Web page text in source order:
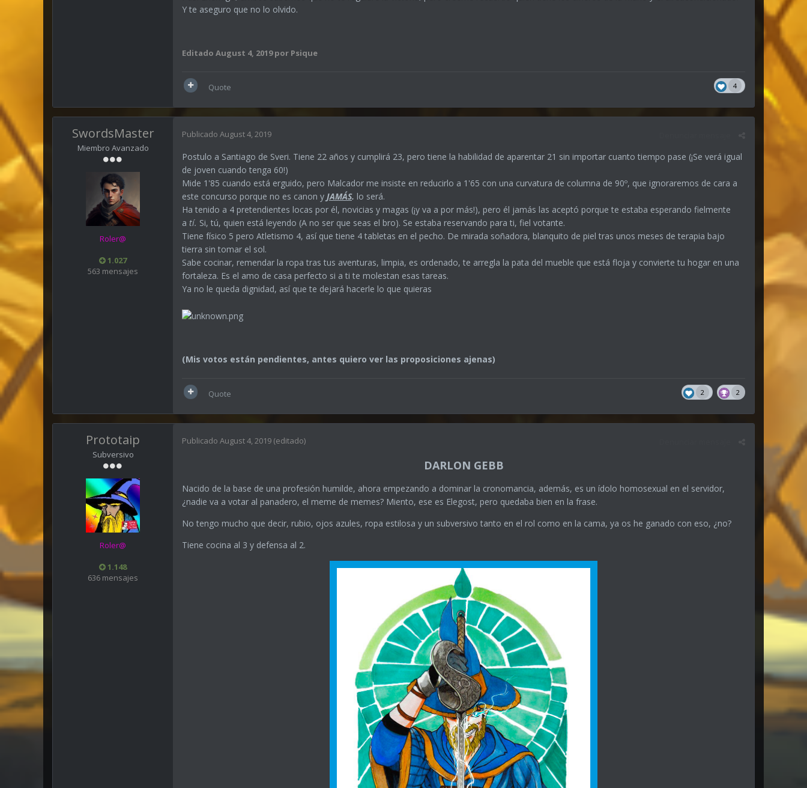
Y te aseguro que no lo olvido.
Editado August 4, 2019por Psique
4
Quote
SwordsMaster
Miembro Avanzado
Roler@
1.027
563 mensajes
Publicado August 4, 2019
Postulo a Santiago de Sveri. Tiene 22 años y cumplirá 23, pero tiene la habilidad de aparentar 21 sin importar cuanto tiempo pase (¡Se verá igual
de joven cuando tenga 60!)
Mide 1'85 cuando está erguido, pero Malcador me insiste en reducirlo a 1'65 con una curvatura de columna de 90º, que ignoraremos de cara a
este concurso porque no es canon y JAMÁS. lo será.
Ha tenido a 4 pretendientes locas por él, novicias y magas (¡y va a por más!), pero él jamás las aceptó porque te estaba esperando fielmente
a tí. Si, tú, quien está leyendo (A no ser que seas el bro). Se estaba reservando para ti, fiel votante.
Tiene físico 5 pero Atletismo 4, así que tiene 4 tabletas en el pecho. De mirada soñadora, blanquito de piel tras unos meses de terapia bajo
tierra sin tomar el sol.
Sabe cocinar, remendar la ropa tras tus aventuras, limpia, es ordenado, te arregla la pata del mueble que está floja y convierte tu hogar en una
fortaleza. Es el amo de casa perfecto si a ti te molestan esas tareas.
Ya no le queda dignidad, así que te dejará hacerle lo que quieras
(Mis votos están pendientes, antes quiero ver las proposiciones ajenas)
2 2
Quote
Prototaip
Subversivo
Roler@
1.148
636 mensajes
Publicado August 4, 2019 (editado)
DARLON GEBB
Nacido de la base de una profesión humilde, ahora empezando a dominar la cronomancia, además, es un ídolo homosexual en el servidor,
¿nadie va a votar al panadero, el meme de memes? Miento, ese es Elegost, pero quedaba bien en la frase.
No tengo mucho que decir, rubio, ojos azules, ropa estilosa y un subversivo tanto en el rol como en la cama, ya os he ganado con eso, ¿no?
Tiene cocina al 3 y defensa al 2.